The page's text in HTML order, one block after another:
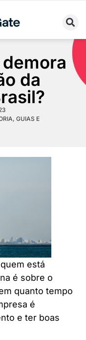
da
, GUIAS E
está
é sobre o
quanto tempo
é
e ter boas